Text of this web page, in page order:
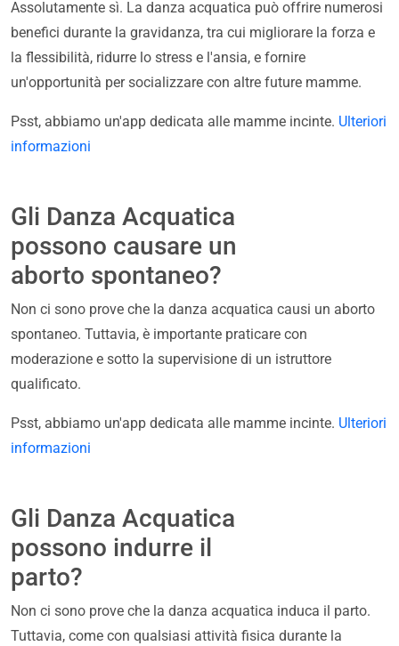
Assolutamente sì. La danza acquatica può offrire numerosi
benefici durante la gravidanza, tra cui migliorare la forza e
la flessibilità, ridurre lo stress e l'ansia, e fornire
un'opportunità per socializzare con altre future mamme.
Psst, abbiamo un'app dedicata alle mamme incinte. Ulteriori
informazioni
Gli Danza Acquatica
possono causare un
aborto spontaneo?
Non ci sono prove che la danza acquatica causi un aborto
spontaneo. Tuttavia, è importante praticare con
moderazione e sotto la supervisione di un istruttore
qualificato.
Psst, abbiamo un'app dedicata alle mamme incinte. Ulteriori
informazioni
Gli Danza Acquatica
possono indurre il
parto?
Non ci sono prove che la danza acquatica induca il parto.
Tuttavia, come con qualsiasi attività fisica durante la